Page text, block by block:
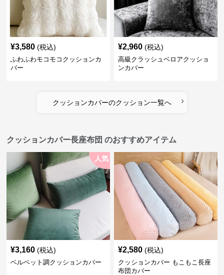
¥3,580 (税込)
ふわふわモコモコクッションカ
バー
¥2,960 (税込)
高級クラッシュベロアクッショ
ンカバー
クッションカバーのクッション一覧へ ›
クッションカバー長座布団 のおすすめアイテム
人気
¥3,160 (税込)
ベルベット調クッションカバー
¥2,580 (税込)
クッションカバー もこもこ長座
布団カバー